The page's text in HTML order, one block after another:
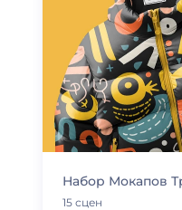
Набор Мокапов
15 сцен